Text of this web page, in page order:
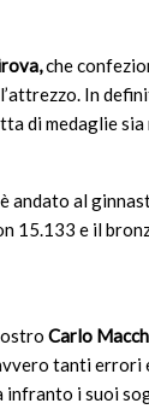
che
In
di medaglie
è andato al
15.133 e il
Carlo
tanti errori
i suoi